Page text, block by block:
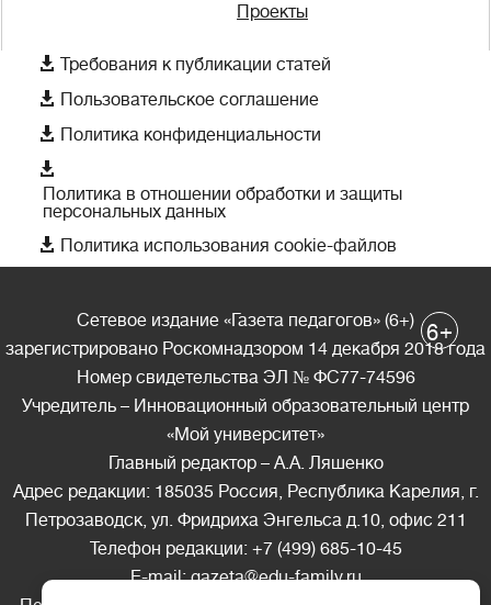
Проекты
 Требования к публикации статей
 Пользовательское соглашение
 Политика конфиденциальности

Политика в отношении обработки и защиты
персональных данных
 Политика использования cookie-файлов
Сетевое издание «Газета педагогов» (6+)
зарегистрировано Роскомнадзором 14 декабря 2018 года
Номер свидетельства ЭЛ № ФС77-74596
Учредитель – Инновационный образовательный центр
«Мой университет»
Главный редактор – А.А. Ляшенко
Адрес редакции: 185035 Россия, Республика Карелия, г.
Петрозаводск, ул. Фридриха Энгельса д.10, офис 211
Телефон редакции: +7 (499) 685-10-45
E-mail: gazeta@edu-family.ru
6+